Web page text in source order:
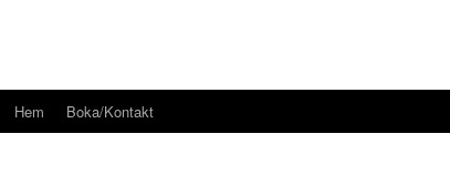
Hem Boka/Kontakt